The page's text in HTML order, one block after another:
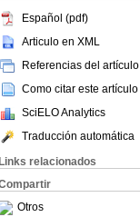
Español (pdf)
Articulo en XML
Referencias del artículo
Como citar este artículo
SciELO Analytics
Traducción automática
Links relacionados
Otros